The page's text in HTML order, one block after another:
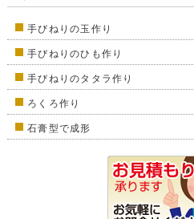
手びねりの玉作り
手びねりのひも作り
手びねりのタタラ作り
ろくろ作り
石膏型で成形